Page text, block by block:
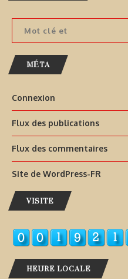
MÉTA
Connexion
Flux des publications
Flux des commentaires
Site de WordPress-FR
VISITE
HEURE LOCALE